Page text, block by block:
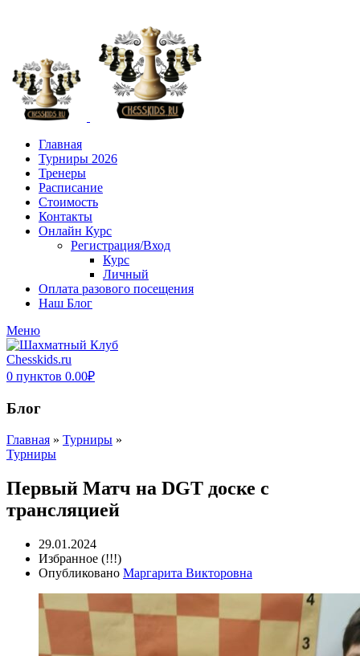
Главная
Турниры 2026
Тренеры
Расписание
Стоимость
Контакты
Онлайн Курс
Регистрация/Вход
Курс
Личный
Оплата разового посещения
Наш Блог
Меню
0 пунктов 0.00₽
Блог
Главная » Турниры »
Турниры
Первый Матч на DGT доске с
трансляцией
29.01.2024
Избранное (!!!)
Опубликовано Маргарита Викторовна